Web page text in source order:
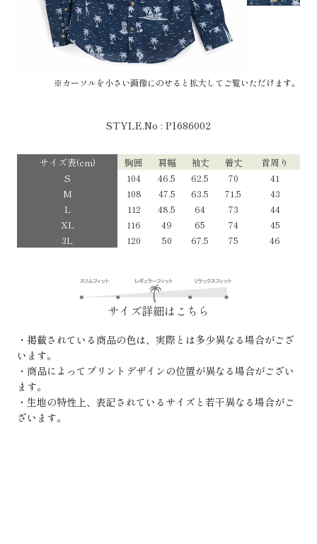
※カーソルを小さい画像にのせると拡大してご覧いただけます。
STYLE.No : P1686002
サイズ表(cm) 胸囲 肩幅 袖丈 着丈
首周り
S
104 46.5 62.5 70
41
M
108 47.5 63.5 71.5
43
L
112 48.5 64 73
44
XL
116 49 65 74
45
3L
120 50 67.5 75 46
サイズ詳細はこちら
・掲載されている商品の色は、実際とは多少異なる場合がござ
います。
・商品によってプリントデザインの位置が異なる場合がござい
ます。
・生地の特性上、表記されているサイズと若干異なる場合がご
ざいます。